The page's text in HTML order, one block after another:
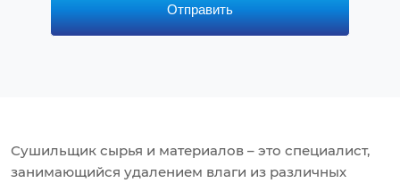
Отправить
Сушильщик сырья и материалов – это специалист,
занимающийся удалением влаги из различных